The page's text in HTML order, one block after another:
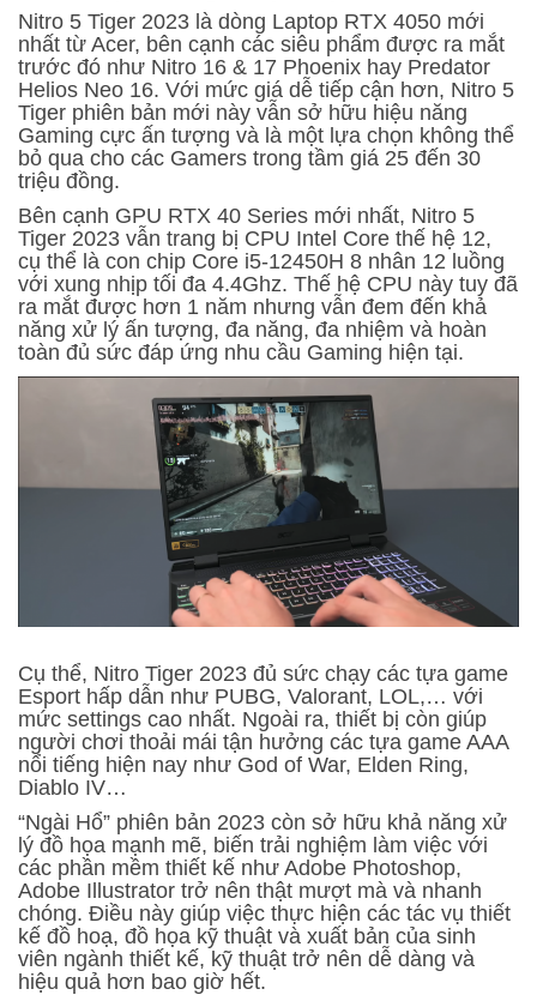
Nitro 5 Tiger 2023 là dòng Laptop RTX 4050 mới
nhất từ Acer, bên cạnh các siêu phẩm được ra mắt
trước đó như Nitro 16 & 17 Phoenix hay Predator
Helios Neo 16. Với mức giá dễ tiếp cận hơn, Nitro 5
Tiger phiên bản mới này vẫn sở hữu hiệu năng
Gaming cực ấn tượng và là một lựa chọn không thể
bỏ qua cho các Gamers trong tầm giá 25 đến 30
triệu đồng.
Bên cạnh GPU RTX 40 Series mới nhất, Nitro 5
Tiger 2023 vẫn trang bị CPU Intel Core thế hệ 12,
cụ thể là con chip Core i5-12450H 8 nhân 12 luồng
với xung nhịp tối đa 4.4Ghz. Thế hệ CPU này tuy đã
ra mắt được hơn 1 năm nhưng vẫn đem đến khả
năng xử lý ấn tượng, đa năng, đa nhiệm và hoàn
toàn đủ sức đáp ứng nhu cầu Gaming hiện tại.
Cụ thể, Nitro Tiger 2023 đủ sức chạy các tựa game
Esport hấp dẫn như PUBG, Valorant, LOL,… với
mức settings cao nhất. Ngoài ra, thiết bị còn giúp
người chơi thoải mái tận hưởng các tựa game AAA
nổi tiếng hiện nay như God of War, Elden Ring,
Diablo IV…
“Ngài Hổ” phiên bản 2023 còn sở hữu khả năng xử
lý đồ họa mạnh mẽ, biến trải nghiệm làm việc với
các phần mềm thiết kế như Adobe Photoshop,
Adobe Illustrator trở nên thật mượt mà và nhanh
chóng. Điều này giúp việc thực hiện các tác vụ thiết
kế đồ hoạ, đồ họa kỹ thuật và xuất bản của sinh
viên ngành thiết kế, kỹ thuật trở nên dễ dàng và
hiệu quả hơn bao giờ hết.